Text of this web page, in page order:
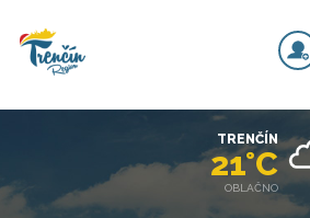
TRENČÍN
21°C
OBLAČNO